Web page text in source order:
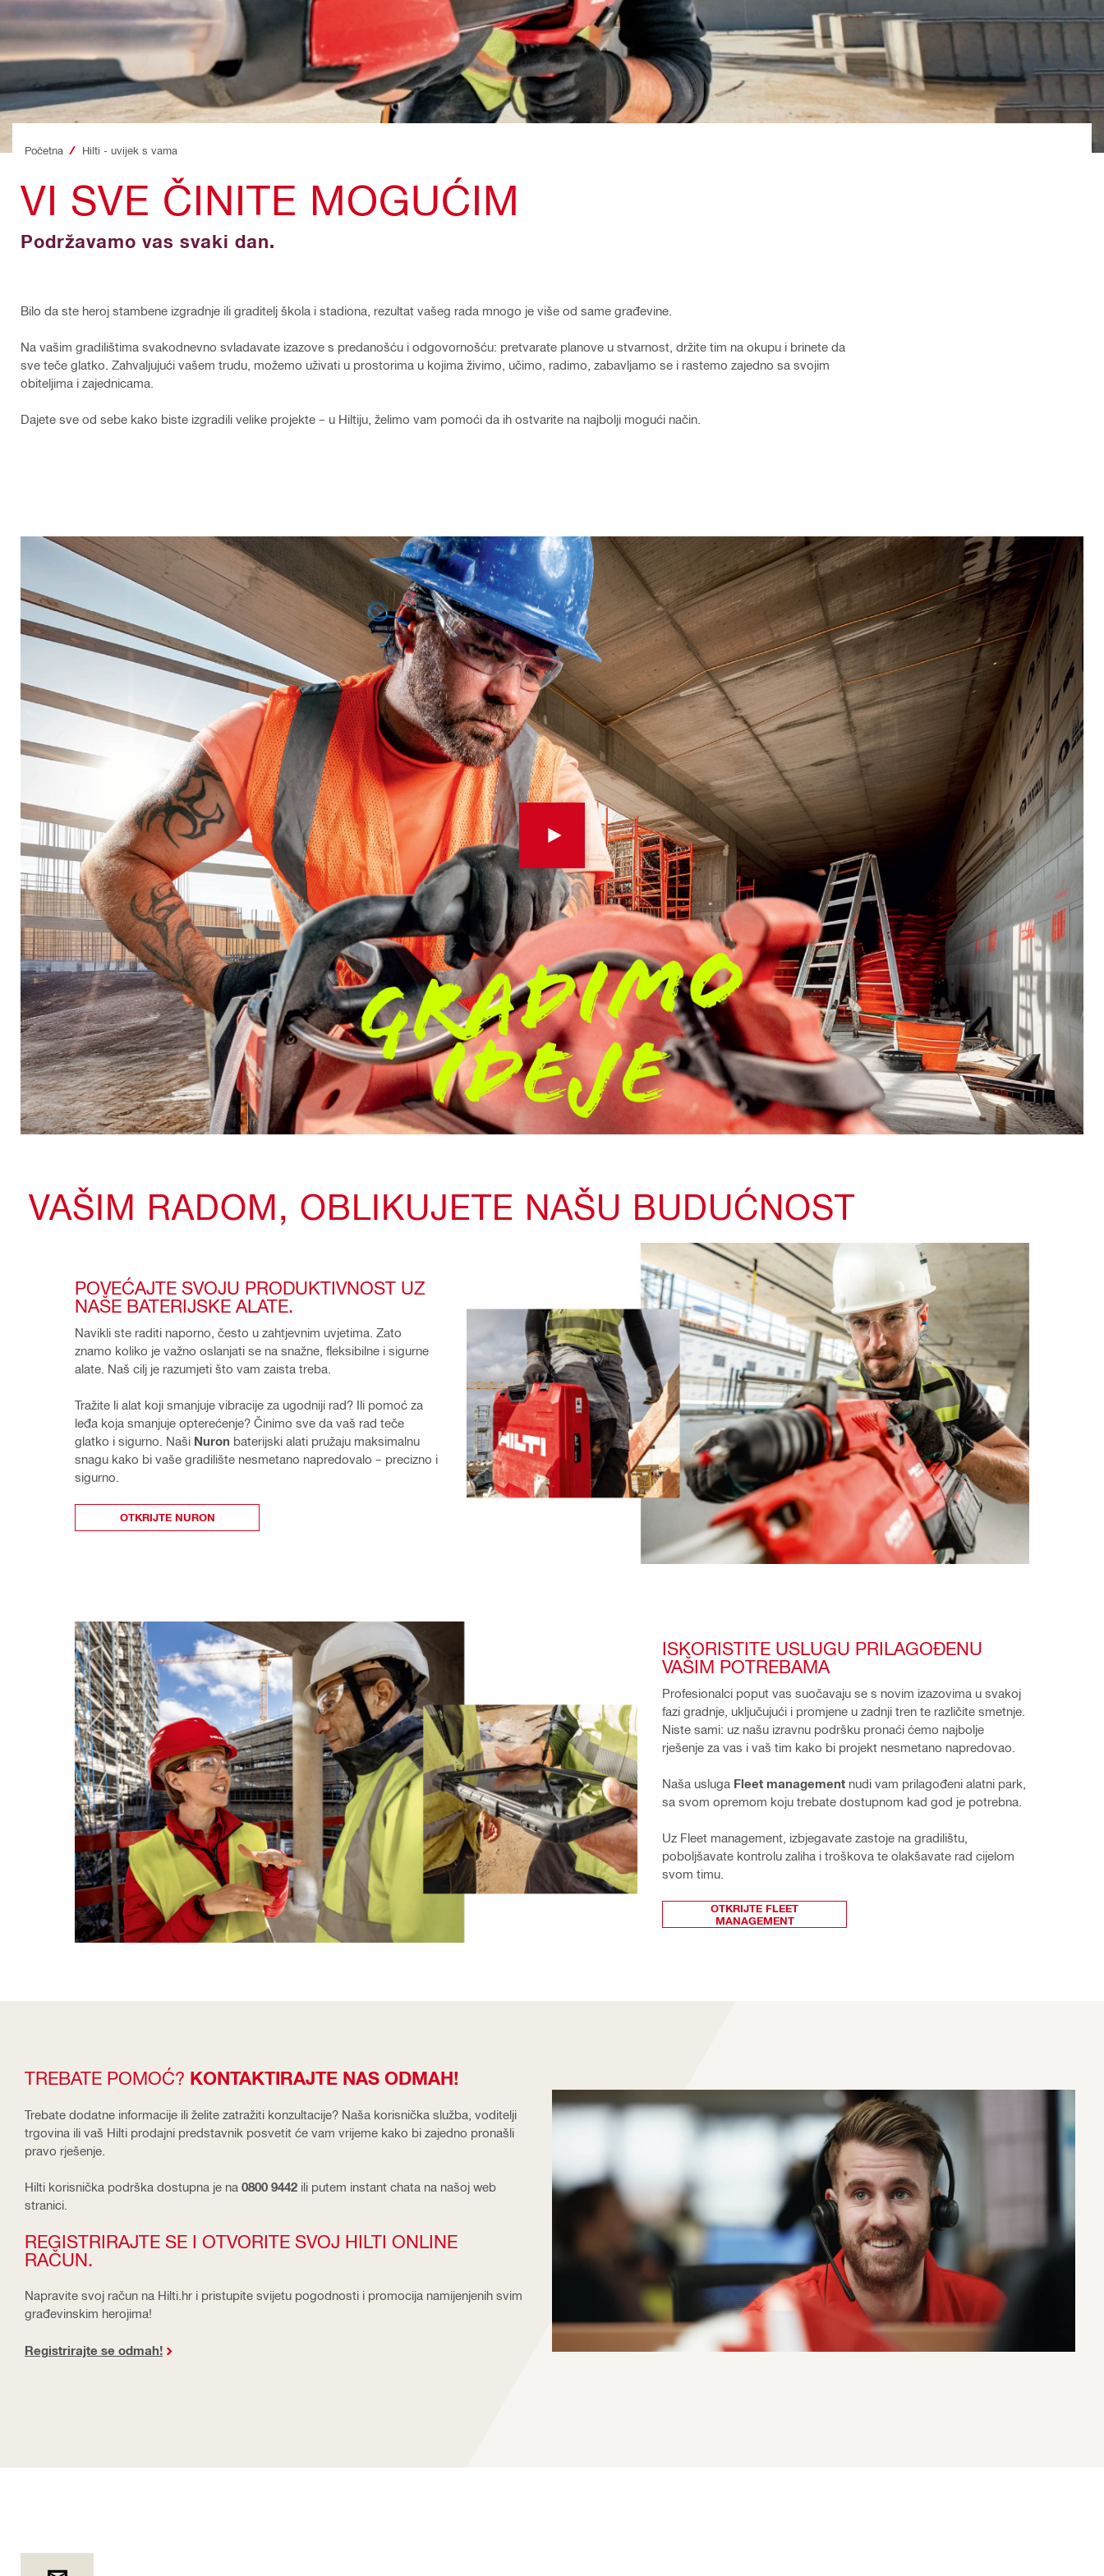
Početna Hilti - uvijek s vama
VI SVE ČINITE MOGUĆIM
Podržavamo vas svaki dan.
Bilo da ste heroj stambene izgradnje ili graditelj škola i stadiona, rezultat vašeg rada mnogo je više od same građevine.
Na vašim gradilištima svakodnevno svladavate izazove s predanošću i odgovornošću: pretvarate planove u stvarnost, držite tim na okupu i brinete da
sve teče glatko. Zahvaljujući vašem trudu, možemo uživati u prostorima u kojima živimo, učimo, radimo, zabavljamo se i rastemo zajedno sa svojim
obiteljima i zajednicama.
Dajete sve od sebe kako biste izgradili velike projekte – u Hiltiju, želimo vam pomoći da ih ostvarite na najbolji mogući način.
VAŠIM RADOM, OBLIKUJETE NAŠU BUDUĆNOST
POVEĆAJTE SVOJU PRODUKTIVNOST UZ
NAŠE BATERIJSKE ALATE.
Navikli ste raditi naporno, često u zahtjevnim uvjetima. Zato
znamo koliko je važno oslanjati se na snažne, fleksibilne i sigurne
alate. Naš cilj je razumjeti što vam zaista treba.
Tražite li alat koji smanjuje vibracije za ugodniji rad? Ili pomoć za
leđa koja smanjuje opterećenje? Činimo sve da vaš rad teče
glatko i sigurno. Naši Nuron baterijski alati pružaju maksimalnu
snagu kako bi vaše gradilište nesmetano napredovalo – precizno i
sigurno.
OTKRIJTE NURON
ISKORISTITE USLUGU PRILAGOĐENU
VAŠIM POTREBAMA
Profesionalci poput vas suočavaju se s novim izazovima u svakoj
fazi gradnje, uključujući i promjene u zadnji tren te različite smetnje.
Niste sami: uz našu izravnu podršku pronaći ćemo najbolje
rješenje za vas i vaš tim kako bi projekt nesmetano napredovao.
Naša usluga Fleet management nudi vam prilagođeni alatni park,
sa svom opremom koju trebate dostupnom kad god je potrebna.
Uz Fleet management, izbjegavate zastoje na gradilištu,
poboljšavate kontrolu zaliha i troškova te olakšavate rad cijelom
svom timu.
OTKRIJTE FLEET
MANAGEMENT
TREBATE POMOĆ? KONTAKTIRAJTE NAS ODMAH!
Trebate dodatne informacije ili želite zatražiti konzultacije? Naša korisnička služba, voditelji
trgovina ili vaš Hilti prodajni predstavnik posvetit će vam vrijeme kako bi zajedno pronašli
pravo rješenje.
Hilti korisnička podrška dostupna je na 0800 9442 ili putem instant chata na našoj web
stranici.
REGISTRIRAJTE SE I OTVORITE SVOJ HILTI ONLINE
RAČUN.
Napravite svoj račun na Hilti.hr i pristupite svijetu pogodnosti i promocija namijenjenih svim
građevinskim herojima!
Registrirajte se odmah!